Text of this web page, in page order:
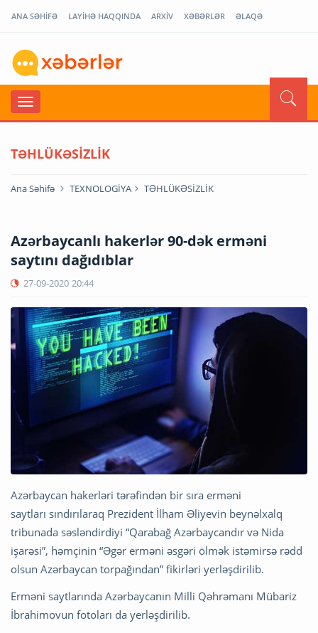
ANA SƏHİFƏ LAYİHƏ HAQQINDA ARXİV XƏBƏRLƏR ƏLAQƏ
TƏHLÜKƏSİZLİK
Ana Səhifə TEXNOLOGİYA TƏHLÜKƏSİZLİK
Azərbaycanlı hakerlər 90-dək erməni
saytını dağıdıblar
27-09-2020 20:44
Azərbaycan hakerləri tərəfindən bir sıra erməni
saytları sındırılaraq Prezident İlham Əliyevin beynəlxalq
tribunada səsləndirdiyi “Qarabağ Azərbaycandır və Nida
işarəsi”, həmçinin “Əgər erməni əsgəri ölmək istəmirsə rədd
olsun Azərbaycan torpağından” fikirləri yerləşdirilib.
Erməni saytlarında Azərbaycanın Milli Qəhrəmanı Mübariz
İbrahimovun fotoları da yerləşdirilib.